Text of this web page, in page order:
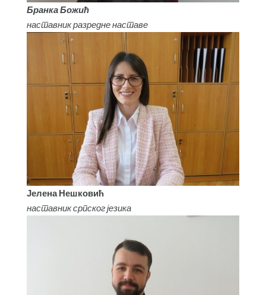
Бранка Божић
наставник разредне наставе
Јелена Нешковић
наставник српског језика